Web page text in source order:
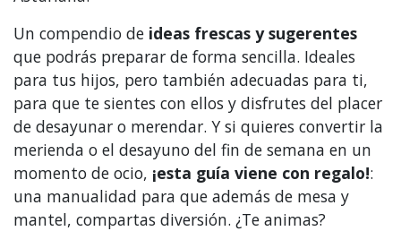
Un compendio de ideas frescas y sugerentes
que podrás preparar de forma sencilla. Ideales
para tus hijos, pero también adecuadas para ti,
para que te sientes con ellos y disfrutes del placer
de desayunar o merendar. Y si quieres convertir la
merienda o el desayuno del fin de semana en un
momento de ocio, ¡esta guía viene con regalo!:
una manualidad para que además de mesa y
mantel, compartas diversión. ¿Te animas?